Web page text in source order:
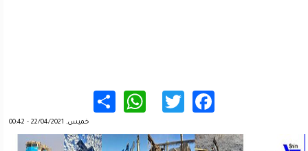
Facebook
Twitter
WhatsApp
خميس, 22/04/2021 - 00:42